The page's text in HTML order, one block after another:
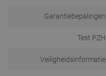
Garantiebepalingen
Test PZH
Veiligheidsinformatie